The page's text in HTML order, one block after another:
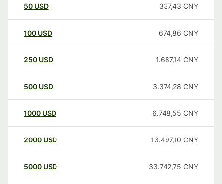
50 USD 337,43 CNY
100 USD 674,86 CNY
250 USD 1.687,14 CNY
500 USD 3.374,28 CNY
1000 USD 6.748,55 CNY
2000 USD 13.497,10 CNY
5000 USD 33.742,75 CNY